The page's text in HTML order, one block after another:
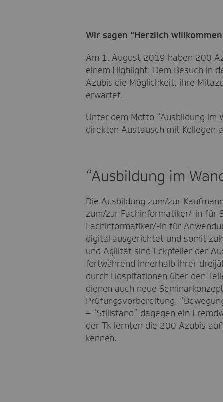
Wir sagen “Herzlich
Am 1. August 2019 haben 200
einem Highlight: Dem Besuch in
Azubis die Möglichkeit, ihre
erwartet.
Unter dem Motto “Ausbildung im
direkten Austausch mit Kollegen
“Ausbildung im
Die Ausbildung zum/zur
zum/zur Fachinformatiker/-in für
Fachinformatiker/-in für
digital ausgerichtet und somit
und Agilität sind Eckpfeiler der
fortwährend innerhalb ihrer
durch Hospitationen über den
dienen auch neue
Prüfungsvorbereitung.
– “Stillstand” dagegen ein
der TK lernten die 200 Azubis
kennen.